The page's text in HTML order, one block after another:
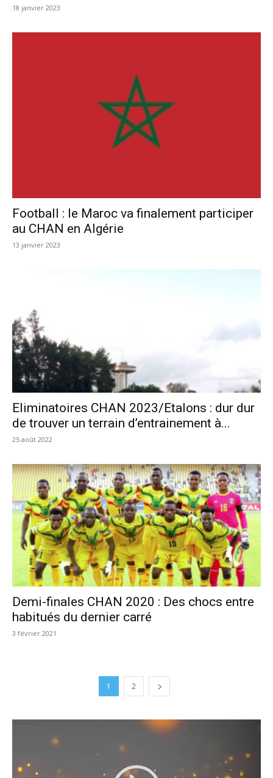
18 janvier 2023
Football : le Maroc va finalement participer
au CHAN en Algérie
13 janvier 2023
Eliminatoires CHAN 2023/Etalons : dur dur
de trouver un terrain d’entrainement à...
25 août 2022
Demi-finales CHAN 2020 : Des chocs entre
habitués du dernier carré
3 février 2021
1 2